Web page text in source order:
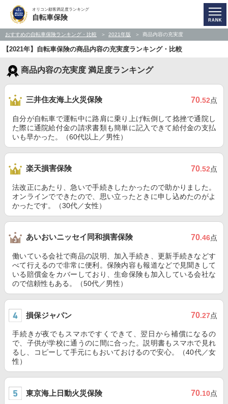
オリコン顧客満足度ランキング
自転車保険
おすすめの自転車保険ランキング・比較 2021年版 商品内容の充実度
【2021年】自転車保険の商品内容の充実度ランキング・比較
商品内容の充実度 満足度ランキング
三井住友海上火災保険 70.52点
自分が自転車で運転中に路肩に乗り上げ転倒して捻挫で通院し
た際に通院給付金の請求書類も簡単に記入できて給付金の支払
いも早かった。（60代以上／男性）
楽天損害保険 70.52点
法改正にあたり、急いで手続きしたかったので助かりました。
オンラインでできたので、思い立ったときに申し込めたのがよ
かったです。（30代／女性）
あいおいニッセイ同和損害保険 70.46点
働いている会社で商品の説明、加入手続き、更新手続きなどす
べて行えるので非常に便利。保険内容も報道などで見聞きして
いる賠償金をカバーしており、生命保険も加入している会社な
ので信頼性もある。（50代／男性）
損保ジャパン 70.27点
手続きが夜でもスマホですくできて、翌日から補償になるの
で、子供が学校に通うのに間に合った。説明書もスマホで見れ
るし、コピーして手元にもおいておけるので安心。（40代／女
性）
東京海上日動火災保険 70.10点